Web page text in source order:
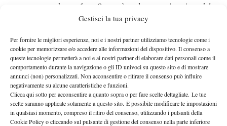
Gestisci la tua privacy
Per fornire le migliori esperienze, noi e i nostri partner utilizziamo tecnologie come i
cookie per memorizzare e/o accedere alle informazioni del dispositivo. Il consenso a
queste tecnologie permetterà a noi e ai nostri partner di elaborare dati personali come il
comportamento durante la navigazione o gli ID univoci su questo sito e di mostrare
annunci (non) personalizzati. Non acconsentire o ritirare il consenso può influire
negativamente su alcune caratteristiche e funzioni.
Clicca qui sotto per acconsentire a quanto sopra o per fare scelte dettagliate. Le tue
scelte saranno applicate solamente a questo sito. È possibile modificare le impostazioni
in qualsiasi momento, compreso il ritiro del consenso, utilizzando i pulsanti della
Cookie Policy o cliccando sul pulsante di gestione del consenso nella parte inferiore
non avremmo dovuto fare. Questa è anche una spiegazione del
perché siamo arrivati a questo punto.La cosa più importante è
Garros. A mio parere, sono di nuovo fiduciosa che le cose
andranno avanti e che ci si capirà a vicenda.Devono esserci dei
passi da entrambe le parti per assicurarsi che questa
collaborazione funzioni”.
Un dialogo che, come sottolinea la francese, al momento sta
avvenendo solo tra giocatori e Roland Garros, senza l’inclusione
degli altri tre Slam. “Per ora siamo in grado di parlare solo di